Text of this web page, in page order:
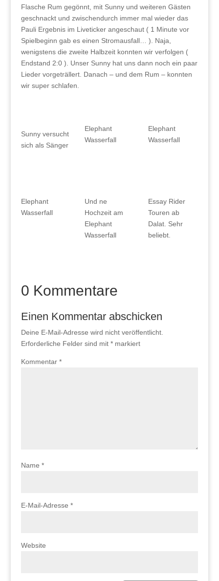
Flasche Rum gegönnt, mit Sunny und weiteren Gästen
geschnackt und zwischendurch immer mal wieder das
Pauli Ergebnis im Liveticker angeschaut ( 1 Minute vor
Spielbeginn gab es einen Stromausfall… ). Naja,
wenigstens die zweite Halbzeit konnten wir verfolgen (
Endstand 2:0 ). Unser Sunny hat uns dann noch ein paar
Lieder vorgeträllert. Danach – und dem Rum – konnten
wir super schlafen.
Sunny versucht
sich als Sänger
Elephant
Wasserfall
Elephant
Wasserfall
Elephant
Wasserfall
Und ne
Hochzeit am
Elephant
Wasserfall
Essay Rider
Touren ab
Dalat. Sehr
beliebt.
0 Kommentare
Einen Kommentar abschicken
Deine E-Mail-Adresse wird nicht veröffentlicht.
Erforderliche Felder sind mit *markiert
Kommentar *
Name *
E-Mail-Adresse *
Website